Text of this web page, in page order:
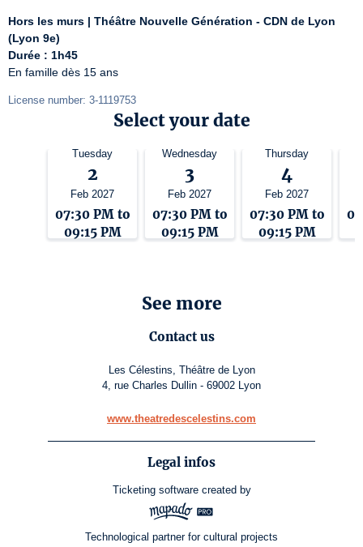
Hors les murs | Théâtre Nouvelle Génération - CDN de Lyon
(Lyon 9e)
Durée : 1h45
En famille dès 15 ans
License number: 3-1119753
Select your date
Tuesday
2
Feb 2027
07:30 PM to
09:15 PM
Wednesday
3
Feb 2027
07:30 PM to
09:15 PM
Thursday
4
Feb 2027
07:30 PM to
09:15 PM
See more
Contact us
Les Célestins, Théâtre de Lyon
4, rue Charles Dullin - 69002 Lyon
www.theatredescelestins.com
Legal infos
Ticketing software created by
Technological partner for cultural projects